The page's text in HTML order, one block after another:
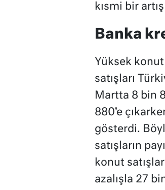
kısmi bir
Banka
Yüksek
satışları
Martta 8 bin
880’e
gösterdi.
satışların
konut
azalışla 27